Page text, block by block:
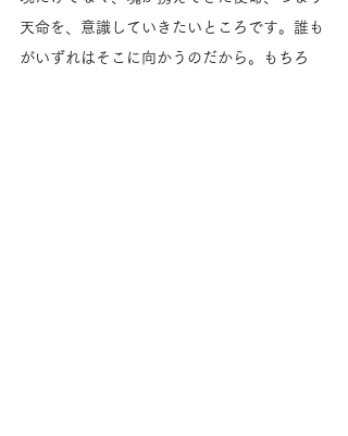
天命を、意識していきたいところです。誰も
がいずれはそこに向かうのだから。もちろ